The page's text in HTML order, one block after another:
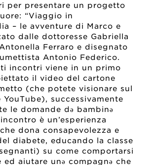
per presentare un progetto
“Viaggio in
– le avventure di Marco e
dalle dottoresse Gabriella
Ferraro e disegnato
Antonio Federico.
incontri viene in un primo
il video del cartone
(che potete visionare sul
YouTube), successivamente
le domande də bambinə
è un’esperienza
dona consapevolezza e
diabete, educando la classe
su come comportarsi
ed aiutare unə compagnə che